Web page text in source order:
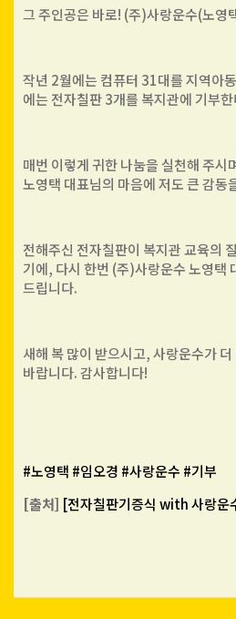
그 주인공은 바로! (주)사랑운수(노영
작년 2월에는 컴퓨터 31대를 지역아
에는 전자칠판 3개를 복지관에 기부
매번 이렇게 귀한 나눔을 실천해 주시
노영택 대표님의 마음에 저도 큰 감동
전해주신 전자칠판이 복지관 교육의
기에, 다시 한번 (주)사랑운수 노영택
드립니다.
새해 복 많이 받으시고, 사랑운수가
바랍니다. 감사합니다!
#노영택 #임오경 #사랑운수 #기부
[출처] [전자칠판기증식 with 사랑운